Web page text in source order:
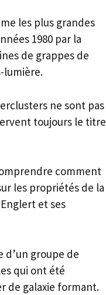
les plus grandes
1980 par la
de grappes de
lumière.
ne sont pas
toujours le titre
comment
les propriétés de la
et ses
groupe de
qui ont été
de galaxie formant.